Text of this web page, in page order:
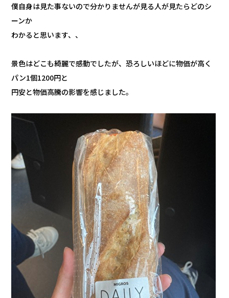
僕自身は見た事ないので分かりませんが見る人が見たらどのシ
ーンか
わかると思います、、
景色はどこも綺麗で感動でしたが、恐ろしいほどに物価が高く
パン1個1200円と
円安と物価高騰の影響を感じました。